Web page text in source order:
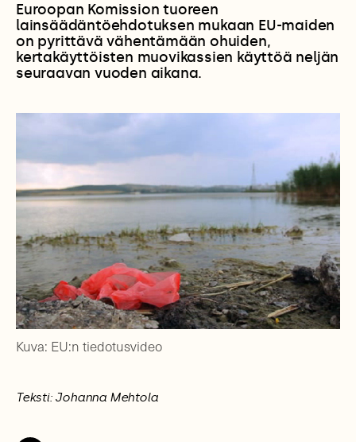
Euroopan Komission tuoreen
lainsäädäntöehdotuksen mukaan EU-maiden
on pyrittävä vähentämään ohuiden,
kertakäyttöisten muovikassien käyttöä neljän
seuraavan vuoden aikana.
Kuva: EU:n tiedotusvideo
Teksti: Johanna Mehtola